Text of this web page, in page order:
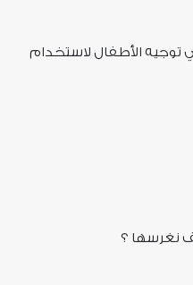
توجيه الأطفال لاستخدام
نغرسها ؟